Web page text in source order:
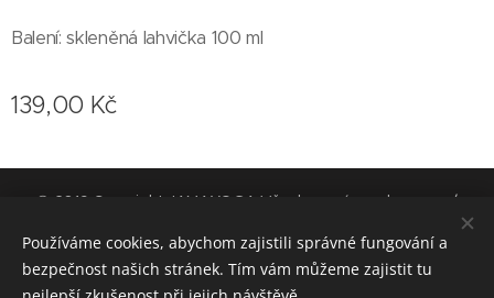
Balení: skleněná lahvička 100 ml
139,00 Kč
© 2019 Copyright JAMAYOGA Všechna práva vyhrazena. /
Výrobu těchto stránek jsme střídali s pravidelným cvičením jógy.
Cookies
Používáme cookies, abychom zajistili správné fungování a
bezpečnost našich stránek. Tím vám můžeme zajistit tu